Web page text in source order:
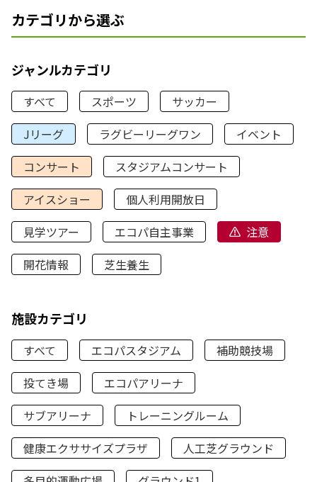
カテゴリから選ぶ
ジャンルカテゴリ
すべて スポーツ
サッカー
Jリーグ
ラグビーリーグワン
イベント
コンサート
スタジアムコンサート
アイスショー
個人利用開放日
見学ツアー
エコパ自主事業
注意
開花情報
芝生養生
施設カテゴリ
すべて エコパスタジアム
補助競技場
投てき場
エコパアリーナ
サブアリーナ
トレーニングルーム
健康エクササイズプラザ
人工芝グラウンド